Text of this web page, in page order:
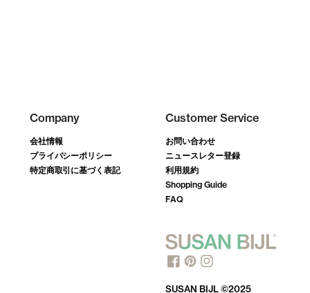
Company
会社情報
プライバシーポリシー
特定商取引に基づく表記
Customer Service
お問い合わせ
ニュースレター登録
利用規約
Shopping Guide
FAQ
SUSAN BIJL ©2025